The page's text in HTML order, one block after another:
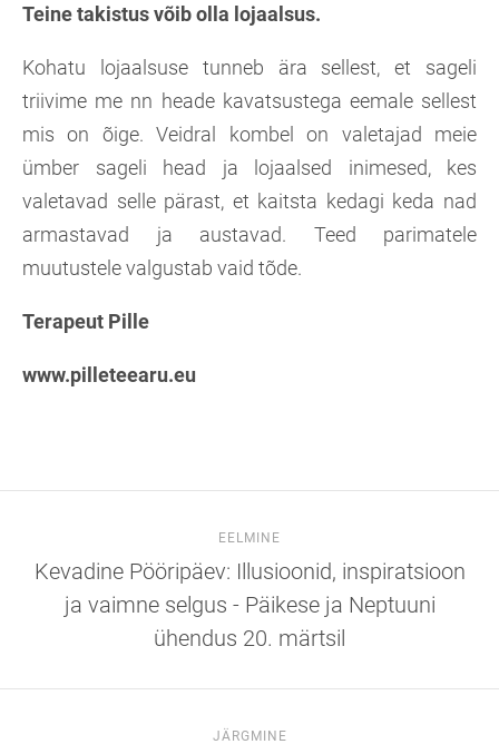
Teine takistus võib olla lojaalsus.
Kohatu lojaalsuse tunneb ära sellest, et sageli
triivime me nn heade kavatsustega eemale sellest
mis on õige. Veidral kombel on valetajad meie
ümber sageli head ja lojaalsed inimesed, kes
valetavad selle pärast, et kaitsta kedagi keda nad
armastavad ja austavad. Teed parimatele
muutustele valgustab vaid tõde.
Terapeut Pille
www.pilleteearu.eu
EELMINE
Kevadine Pööripäev: Illusioonid, inspiratsioon
ja vaimne selgus - Päikese ja Neptuuni
ühendus 20. märtsil
JÄRGMINE